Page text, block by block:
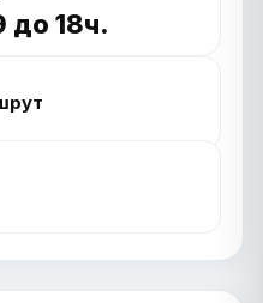
до 18ч.